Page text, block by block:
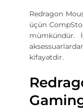
Redragon
üçün
mümkündür.
kifayətdir.